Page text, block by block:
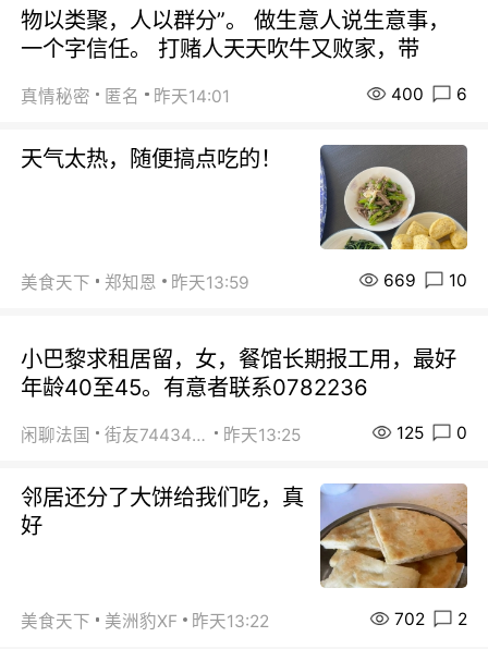
物以类聚，人以群分”。 做生意人说生意事，
一个字信任。 打赌人天天吹牛又败家，带
真情秘密 匿名 昨天14:01 400 6
天气太热，随便搞点吃的！
美食天下 郑知恩 昨天13:59 669 10
小巴黎求租居留，女，餐馆长期报工用，最好
年龄40至45。有意者联系0782236
闲聊法国 街友74434350 昨天13:25 125 0
邻居还分了大饼给我们吃，真
好
美食天下 美洲豹XF 昨天13:22 702 2